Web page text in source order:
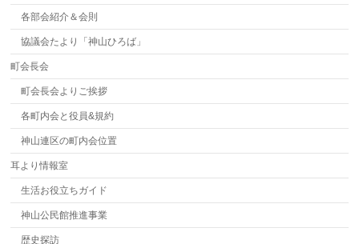
各部会紹介＆会則
協議会たより「神山ひろば」
町会長会
町会長会よりご挨拶
各町内会と役員&規約
神山連区の町内会位置
耳より情報室
生活お役立ちガイド
神山公民館推進事業
歴史探訪